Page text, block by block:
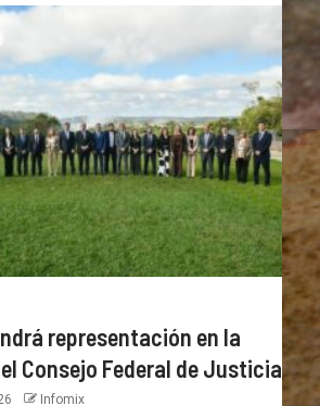
representación en la
Consejo Federal de Justicia
Infomix